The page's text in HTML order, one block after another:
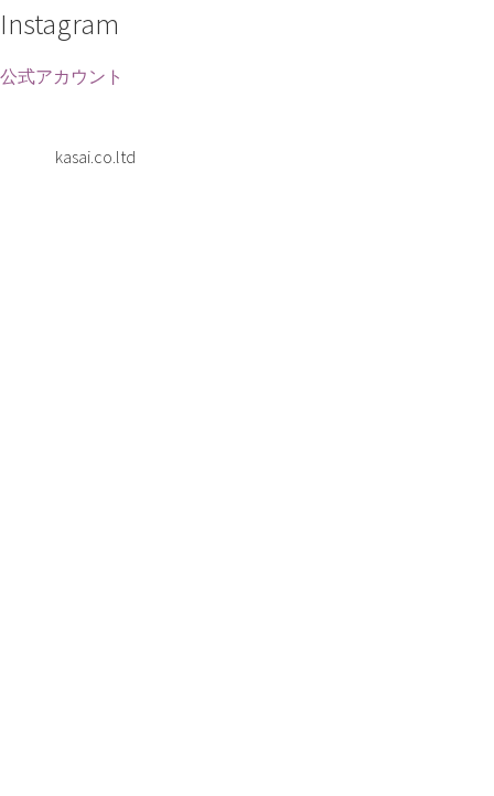
Instagram
公式アカウント
kasai.co.ltd